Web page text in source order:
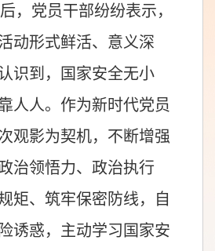
，党员干部纷纷表示，
动形式鲜活、意义深
识到，国家安全无小
人人。作为新时代党员
观影为契机，不断增强
治领悟力、政治执行
矩、筑牢保密防线，自
诱惑，主动学习国家安